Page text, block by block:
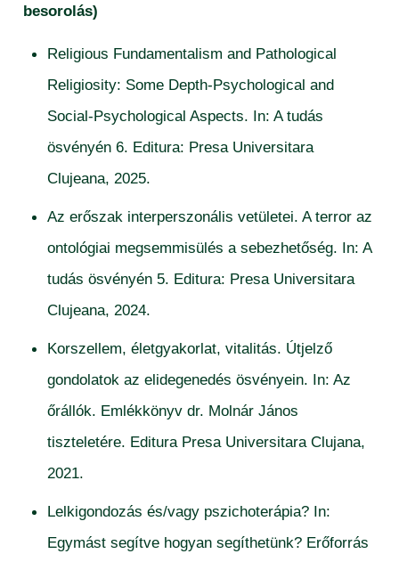
besorolás)
Religious Fundamentalism and Pathological
Religiosity: Some Depth-Psychological and
Social-Psychological Aspects. In: A tudás
ösvényén 6. Editura: Presa Universitara
Clujeana, 2025.
Az erőszak interperszonális vetületei. A terror az
ontológiai megsemmisülés a sebezhetőség. In: A
tudás ösvényén 5. Editura: Presa Universitara
Clujeana, 2024.
Korszellem, életgyakorlat, vitalitás. Útjelző
gondolatok az elidegenedés ösvényein. In: Az
őrállók. Emlékkönyv dr. Molnár János
tiszteletére. Editura Presa Universitara Clujana,
2021.
Lelkigondozás és/vagy pszichoterápia? In:
Egymást segítve hogyan segíthetünk? Erőforrás